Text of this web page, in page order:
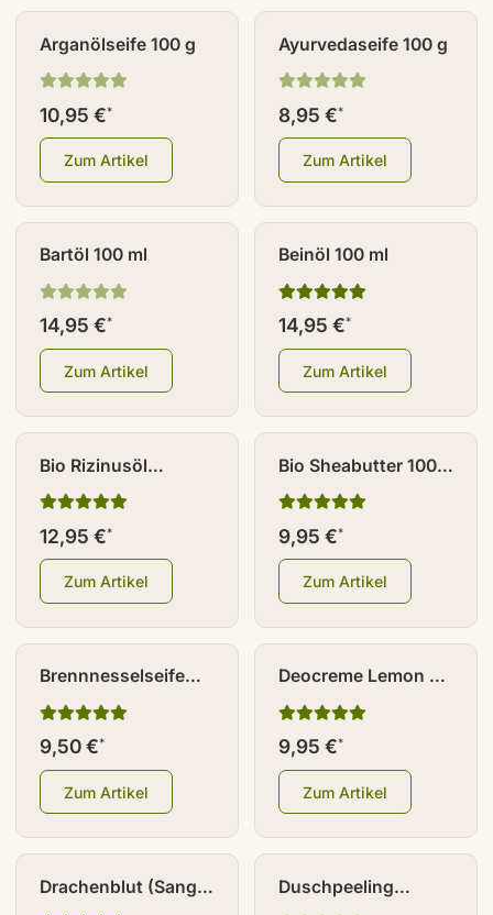
Arganölseife 100 g
10,95 €*
Zum Artikel
Ayurvedaseife 100 g
8,95 €*
Zum Artikel
Bartöl 100 ml
14,95 €*
Zum Artikel
Beinöl 100 ml
14,95 €*
Zum Artikel
Bio Rizinusöl
kaltgepresst 250 ml
12,95 €*
Zum Artikel
Bio Sheabutter 100
ml
9,95 €*
Zum Artikel
Brennnesselseife
100 g
9,50 €*
Zum Artikel
Deocreme Lemon 45
g
9,95 €*
Zum Artikel
Drachenblut (Sangre
Duschpeeling